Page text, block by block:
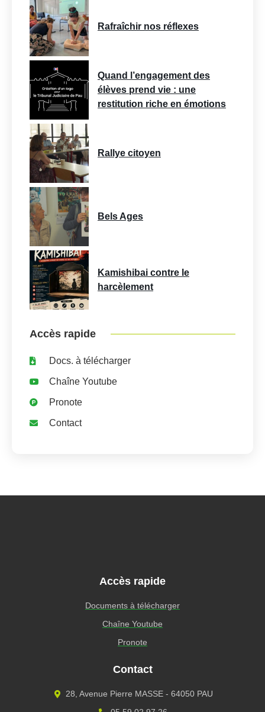
Rafraîchir nos réflexes
Quand l’engagement des
élèves prend vie : une
restitution riche en émotions
Rallye citoyen
Bels Ages
Kamishibai contre le
harcèlement
Accès rapide
Docs. à télécharger
Chaîne Youtube
Pronote
Contact
Accès rapide
Documents à télécharger
Chaîne Youtube
Pronote
Contact
28, Avenue Pierre MASSE - 64050 PAU